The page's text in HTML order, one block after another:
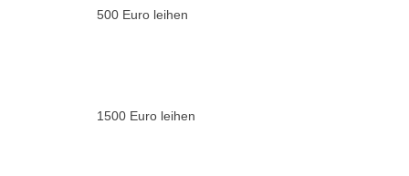
500 Euro leihen
1500 Euro leihen